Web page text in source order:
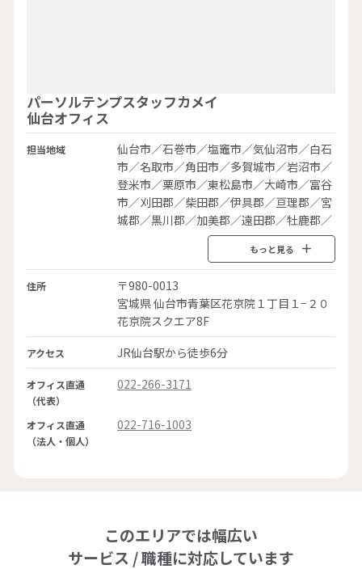
サービス事例集や、業務に役立つ資料を
資料ダウンロード
会社案内
採用情報
閉じる
パーソルテンプスタッフカメイ
仙台オフィス
担当地域
仙台市／石巻市／塩竈市／気仙沼市／白石
市／名取市／角田市／多賀城市／岩沼市／
登米市／栗原市／東松島市／大崎市／富谷
市／刈田郡／柴田郡／伊具郡／亘理郡／宮
城郡／黒川郡／加美郡／遠田郡／牡鹿郡／
住所
〒980-0013
宮城県 仙台市青葉区花京院１丁目１−２０
花京院スクエア8F
アクセス JR仙台駅から徒歩6分
オフィス直通
（代表）
022-266-3171
オフィス直通
（法人・個人）
022-716-1003
このエリアでは幅広い
サービス / 職種に対応しています